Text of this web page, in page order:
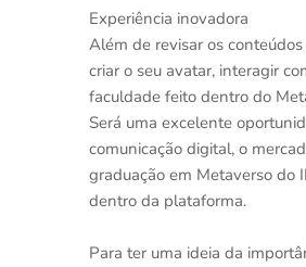
Experiência inovadora
Além de revisar os
criar o seu avatar, interagir
faculdade feito dentro do
Será uma excelente
comunicação digital, o
graduação em Metaverso do
dentro da plataforma.
Para ter uma ideia da